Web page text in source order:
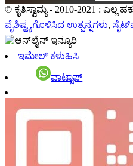
© ಕೃತಿಸ್ವಾಮ್ಯ - 2010-2021 : ಎಲ್ಲ
ವೈಶಿಷ್ಟ್ಯಗೊಳಿಸಿದ ಉತ್ಪನ್ನಗಳು,
ಇಮೇಲ್ ಕಳುಹಿಸಿ
ವಾಟ್ಸಾಪ್